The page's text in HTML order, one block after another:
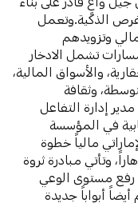
الذكية.وتعمل
وتزويدهم
تشمل الادخار
والأسواق المالية،
وثقافة
إدارة التفاعل
في المؤسسة
مالياً خطوة
وتأتي مبادرة ثروة
رفع مستوى الوعي
أبواباً جديدة